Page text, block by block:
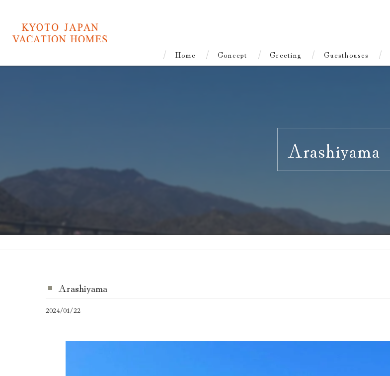
Home Concept Greeting Guesthouses
Arashiyama
Arashiyama
2024/01/22